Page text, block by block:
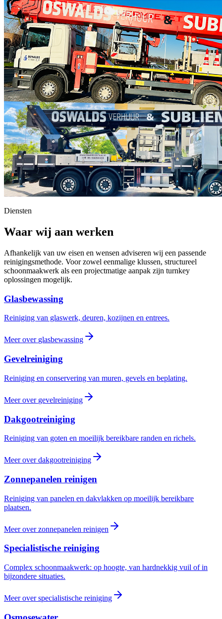
Diensten
Waar wij aan werken
Afhankelijk van uw eisen en wensen adviseren wij een passende
reinigingsmethode. Voor zowel eenmalige klussen, structureel
schoonmaakwerk als een projectmatige aanpak zijn turnkey
oplossingen mogelijk.
Glasbewassing
Reiniging van glaswerk, deuren, kozijnen en entrees.
Meer over glasbewassing
Gevelreiniging
Reiniging en conservering van muren, gevels en beplating.
Meer over gevelreiniging
Dakgootreiniging
Reiniging van goten en moeilijk bereikbare randen en richels.
Meer overdakgootreiniging
Zonnepanelen reinigen
Reiniging van panelen en dakvlakken op moeilijk bereikbare
plaatsen.
Meer overzonnepanelen reinigen
Specialistische reiniging
Complex schoonmaakwerk: op hoogte, van hardnekkig vuil of in
bijzondere situaties.
Meer overspecialistische reiniging